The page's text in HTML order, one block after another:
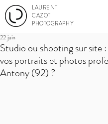
LAURENT
CAZOT
PHOTOGRAPHY
Studio ou shooting sur site
vos portraits et photos
Antony (92) ?
22 juin